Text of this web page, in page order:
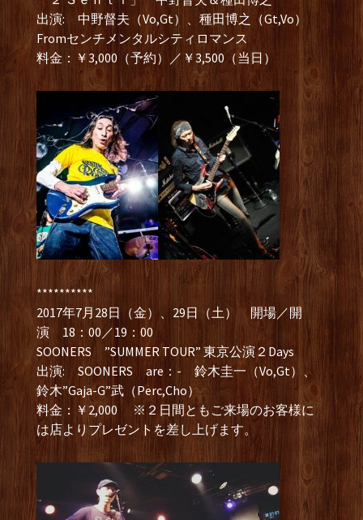
出演: 中野督夫（Vo,Gt）、種田博之（Gt,Vo）
Fromセンチメンタルシティロマンス
料金：￥3,000（予約）／￥3,500（当日）
**********
2017年7月28日（金）、29日（土） 開場／開
演 18：00／19：00
SOONERS ”SUMMER TOUR” 東京公演２Days
出演: SOONERS are：- 鈴木圭一（Vo,Gt）、
鈴木”Gaja-G”武（Perc,Cho）
料金：￥2,000 ※２日間ともご来場のお客様に
は店よりプレゼントを差し上げます。